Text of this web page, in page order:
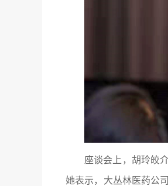
座谈会上，胡玲皎
她表示，大丛林医药公